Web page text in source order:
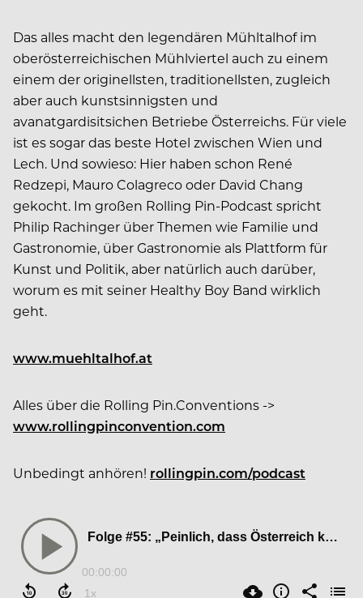
Das alles macht den legendären Mühltalhof im
oberösterreichischen Mühlviertel auch zu einem
einem der originellsten, traditionellsten, zugleich
aber auch kunstsinnigsten und
avanatgardisitsichen Betriebe Österreichs. Für viele
ist es sogar das beste Hotel zwischen Wien und
Lech. Und sowieso: Hier haben schon René
Redzepi, Mauro Colagreco oder David Chang
gekocht. Im großen Rolling Pin-Podcast spricht
Philip Rachinger über Themen wie Familie und
Gastronomie, über Gastronomie als Plattform für
Kunst und Politik, aber natürlich auch darüber,
worum es mit seiner Healthy Boy Band wirklich
geht.
www.muehltalhof.at
Alles über die Rolling Pin.Conventions ->
www.rollingpinconvention.com
Unbedingt anhören! rollingpin.com/podcast